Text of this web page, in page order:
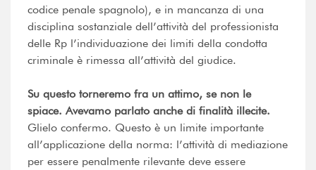
codice penale spagnolo), e in mancanza di una
disciplina sostanziale dell’attività del professionista
delle Rp l’individuazione dei limiti della condotta
criminale è rimessa all’attività del giudice.
Su questo torneremo fra un attimo, se non le
spiace. Avevamo parlato anche di finalità illecite.
Glielo confermo. Questo è un limite importante
all’applicazione della norma: l’attività di mediazione
per essere penalmente rilevante deve essere